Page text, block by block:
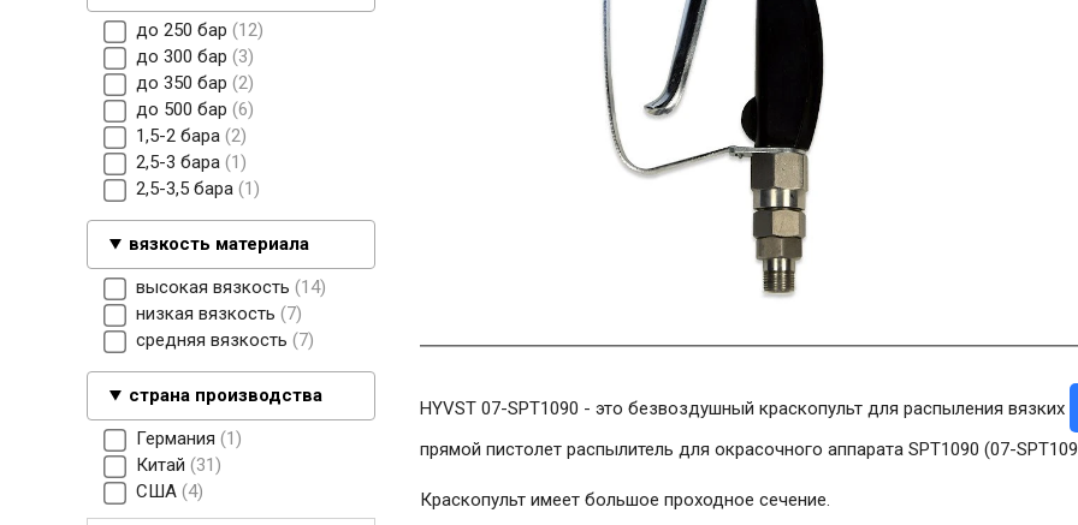
до 250 бар
12
до 300 бар
3
до 350 бар 2
до 500 бар 6
1,5-2 бара 2
2,5-3 бара 1
2,5-3,5 бара 1
вязкость материала
высокая вязкость
14
низкая вязкость
7
средняя вязкость
7
страна производства
Германия
1
Китай
31
США 4
HYVST 07-SPT1090 - это безвоздушный краскопульт для распыления вязких
прямой пистолет распылитель для окрасочного аппарата SPT1090 (07-
Краскопульт имеет большое проходное сечение.